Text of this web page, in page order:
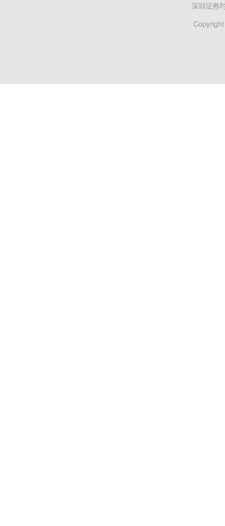
深圳证券